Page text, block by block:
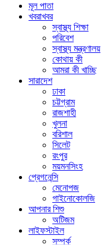
মূল পাতা
খবরাখবর
স্বাস্থ্য শিক্ষা
পরিবেশ
স্বাস্থ্য মন্ত্রণালয়
কোথায় কী
আমরা কী খাচ্ছি
সারাদেশ
ঢাকা
চট্টগ্রাম
রাজশাহী
খুলনা
বরিশাল
সিলেট
রংপুর
ময়মনসিংহ
প্রেগনেন্সি
মেনোপজ
গাইনোকোলজি
আপনার শিশু
অটিজম
লাইফস্টাইল
সম্পর্ক